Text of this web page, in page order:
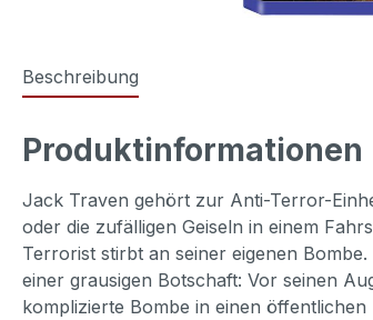
Beschreibung
Produktinformationen
Jack Traven gehört zur Anti-Terror-
oder die zufälligen Geiseln in einem
Terrorist stirbt an seiner eigenen
einer grausigen Botschaft: Vor seinen
komplizierte Bombe in einen